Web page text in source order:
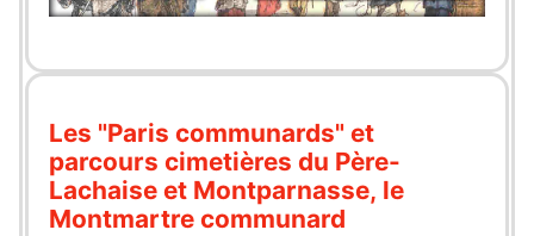
Les "Paris communards" et
parcours cimetières du Père-
Lachaise et Montparnasse, le
Montmartre communard